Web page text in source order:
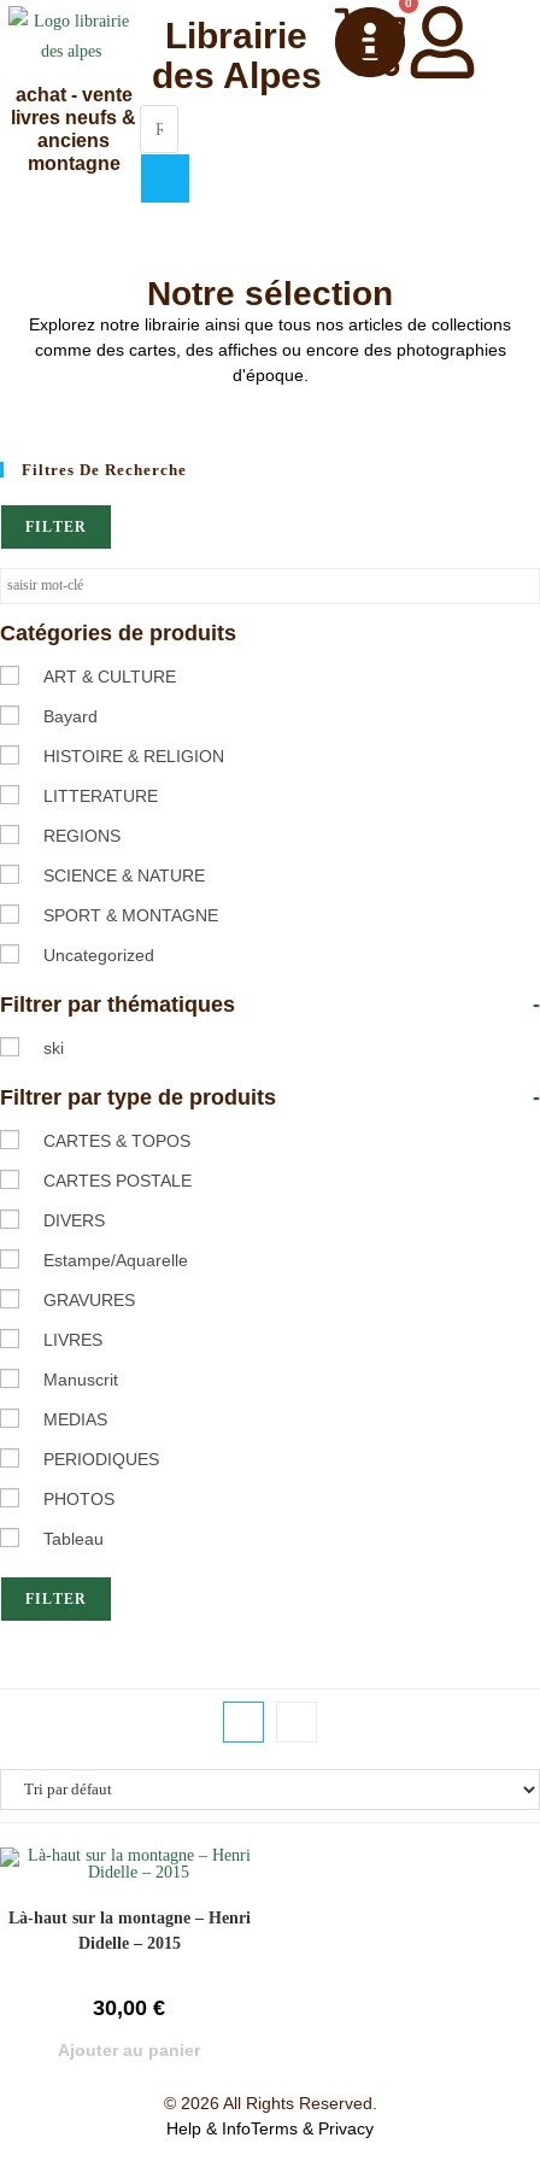
achat - vente
livres neufs &
anciens
montagne
0
Librairie
des Alpes
Notre sélection
Explorez notre librairie ainsi que tous nos articles de collections
comme des cartes, des affiches ou encore des photographies
d'époque.
Filtres De Recherche
FILTER
Catégories de produits
ART & CULTURE
Bayard
HISTOIRE & RELIGION
LITTERATURE
REGIONS
SCIENCE & NATURE
SPORT & MONTAGNE
Uncategorized
Filtrer par thématiques -
ski
Filtrer par type de produits -
CARTES & TOPOS
CARTES POSTALE
DIVERS
Estampe/Aquarelle
GRAVURES
LIVRES
Manuscrit
MEDIAS
PERIODIQUES
PHOTOS
Tableau
FILTER
Là-haut sur la montagne – Henri
Didelle – 2015
30,00 €
Ajouter au panier
© 2026 All Rights Reserved.
Help & InfoTerms & Privacy